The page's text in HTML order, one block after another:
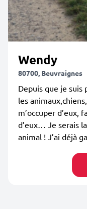
Wendy
80700, Beuvraignes
Depuis que je suis
les
m’occuper d’eux,
d’eux… Je serais
animal ! J’ai déjà